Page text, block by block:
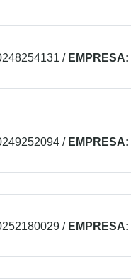
/ EMPRESA:
/ EMPRESA:
/ EMPRESA: